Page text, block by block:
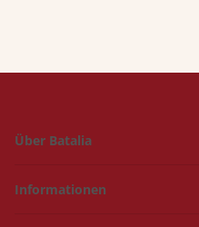
Über Batalia
Informationen